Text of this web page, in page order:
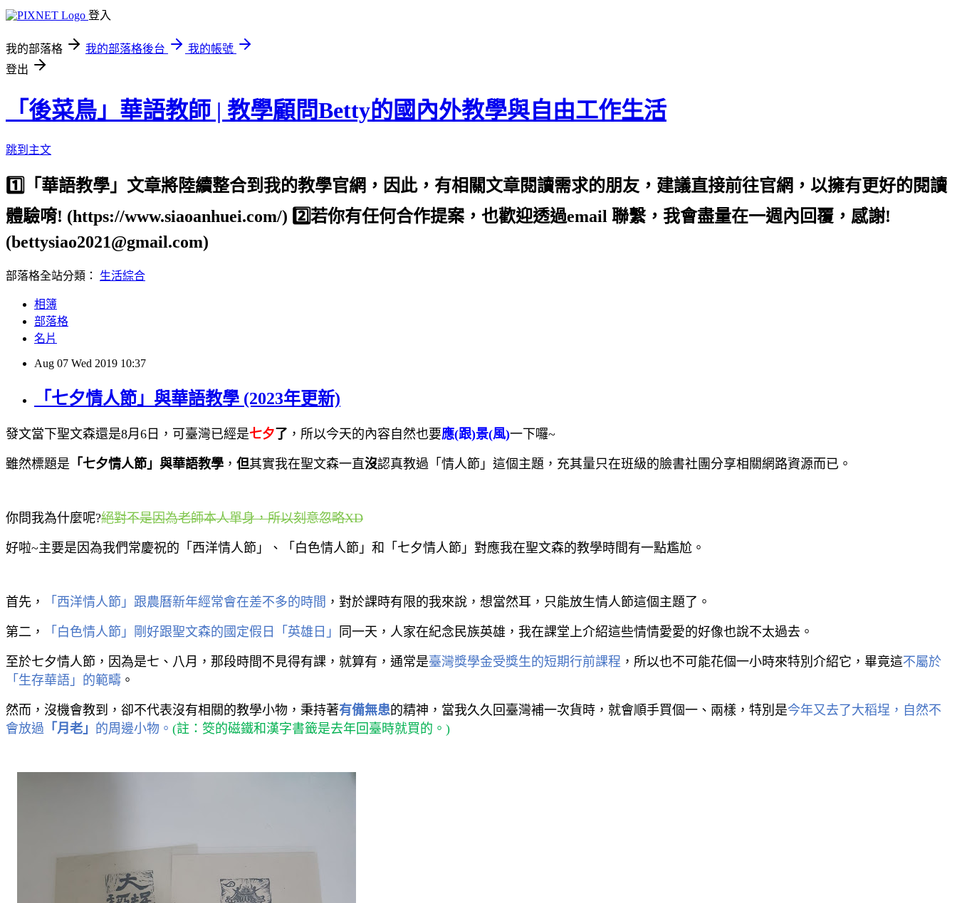
登入
我的部落格 我的部落格後台
我的帳號
登出
「後菜鳥」華語教師 | 教學顧問Betty的國內外教學與自由工作生活
跳到主文
1️⃣「華語教學」文章將陸續整合到我的教學官網，因此，有相關文章閱讀需求的朋友，建議直接前往官網，以擁有更好的閱讀
體驗唷! (https://www.siaoanhuei.com/) 2️⃣若你有任何合作提案，也歡迎透過email 聯繫，我會盡量在一週內回覆，感謝!
(bettysiao2021@gmail.com)
部落格全站分類： 生活綜合
相簿
部落格
名片
Aug 07 Wed 2019 10:37
「七夕情人節」與華語教學 (2023年更新)
發文當下聖文森還是8月 6 日，可臺灣已經是七夕了 ，所以今天的內容自然也要應(跟)景(風)一下囉~
雖然標題是 「 七夕情人節 」 與華語教學 ， 但其實我在聖文森一直沒認真教過「情人節」這個主題，充其量只在班級的臉書社團分享相關網路資源而已。
你問我為什麼呢?絕對不是因為老師本人單身，所以刻意忽略XD
好啦~主要是因為我們常慶祝的「西洋情人節」、「白色情人節」和「七夕情人節」對應我在聖文森的教學時間有一點尷尬。
首先， 「西洋情人節」跟農曆新年經常會在差不多的時間 ，對於課時有限的我來說，想當然耳，只能放生情人節這個主題了。
第二， 「白色情人節」剛好跟聖文森的國定假日「英雄日」 同一天，人家在紀念民族英雄，我在課堂上介紹這些情情愛愛的好像也說不太過去。
至於七夕情人節，因為是七、八月，那段時間不見得有課，就算有，通常是臺灣獎學金受獎生的短期行前課程 ，所以也不可能花個一小時來特別介紹它，畢竟這不屬於
「生存華語」的範疇 。
然而，沒機會教到，卻不代表沒有相關的教學小物，秉持著有備無患的精神，當我久久回臺灣補一次貨時，就會順手買個一、兩樣，特別是今年又去了大稻埕，自然不
會放過 「月老」 的周邊小物。 (註：筊的磁鐵和漢字書籤是去年回臺時就買的。 )